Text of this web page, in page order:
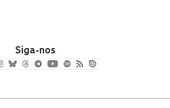
Siga-nos